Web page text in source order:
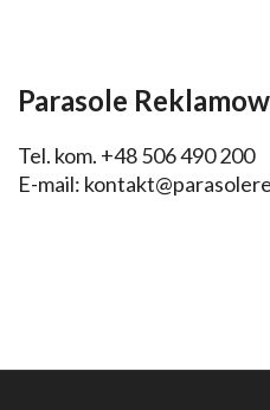
Parasole
Tel. kom. +48 506 490 200
E-mail: